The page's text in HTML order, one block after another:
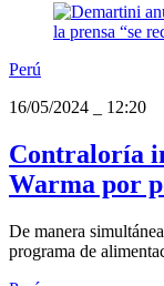
Perú
16/05/2024
12:20
Contraloría
Warma por
De manera
programa de